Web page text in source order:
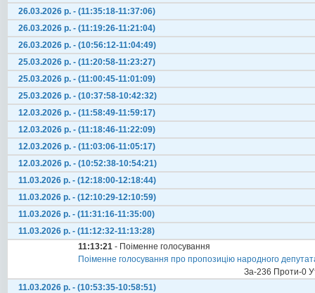
26.03.2026 р. - (11:35:18-11:37:06)
26.03.2026 р. - (11:19:26-11:21:04)
26.03.2026 р. - (10:56:12-11:04:49)
25.03.2026 р. - (11:20:58-11:23:27)
25.03.2026 р. - (11:00:45-11:01:09)
25.03.2026 р. - (10:37:58-10:42:32)
12.03.2026 р. - (11:58:49-11:59:17)
12.03.2026 р. - (11:18:46-11:22:09)
12.03.2026 р. - (11:03:06-11:05:17)
12.03.2026 р. - (10:52:38-10:54:21)
11.03.2026 р. - (12:18:00-12:18:44)
11.03.2026 р. - (12:10:29-12:10:59)
11.03.2026 р. - (11:31:16-11:35:00)
11.03.2026 р. - (11:12:32-11:13:28)
11:13:21 - Поіменне голосування
Поіменне голосування про пропозицію народного
За-236 Проти-0
11.03.2026 р. - (10:53:35-10:58:51)